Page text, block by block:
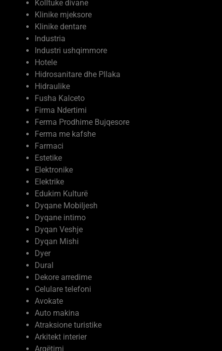
Komplekse turistike
Kompjutera
Kolltuke divane
Klinike mjeksore
Klinike dentare
Industria
Industri ushqimmore
Hotele
Hidrosanitare dhe Pllaka
Hidraulike
Fusha Kalceto
Firma Ndertimi
Ferma Prodhime Bujqesore
Ferma me kafshe
Farmaci
Estetike
Elektronike
Elektrike
Edukim Kulturë
Dyqane Mobiljesh
Dyqane intimo
Dyqan Veshje
Dyqan Mishi
Dyer
Dural
Dekore arredime
Celulare telefoni
Avokate
Auto makina